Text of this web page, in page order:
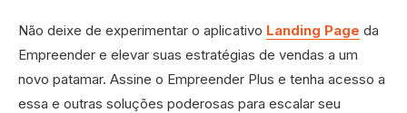
Não deixe de experimentar o aplicativo Landing Page da
Empreender e elevar suas estratégias de vendas a um
novo patamar. Assine o Empreender Plus e tenha acesso a
essa e outras soluções poderosas para escalar seu